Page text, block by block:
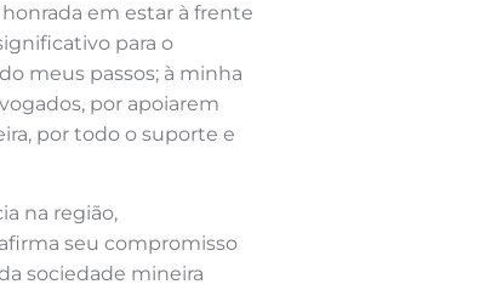
em estar à frente
para o
meus passos; à minha
por apoiarem
por todo o suporte e
na região,
seu compromisso
sociedade mineira